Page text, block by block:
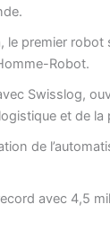
le premier robot
Robot.
Swisslog,
et de la
de
avec 4,5